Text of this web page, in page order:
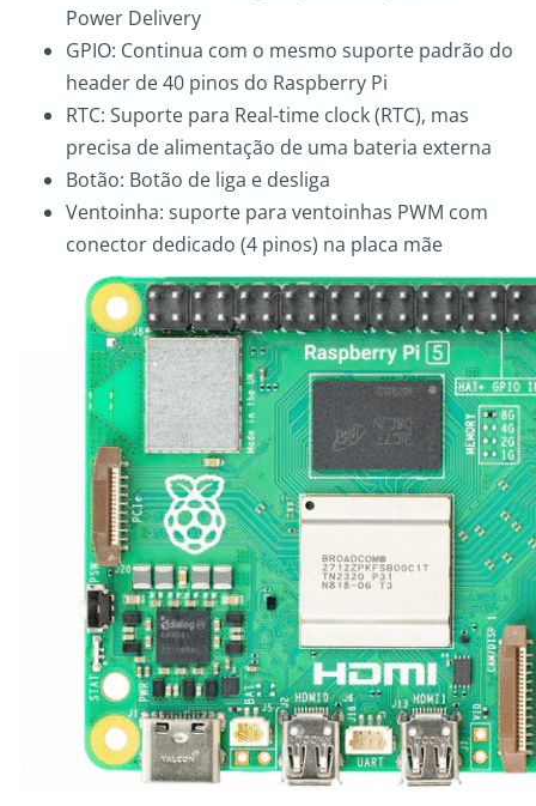
Power Delivery
GPIO: Continua com o mesmo suporte padrão do
header de 40 pinos do Raspberry Pi
RTC: Suporte para Real-time clock (RTC), mas
precisa de alimentação de uma bateria externa
Botão: Botão de liga e desliga
Ventoinha: suporte para ventoinhas PWM com
conector dedicado (4 pinos) na placa mãe